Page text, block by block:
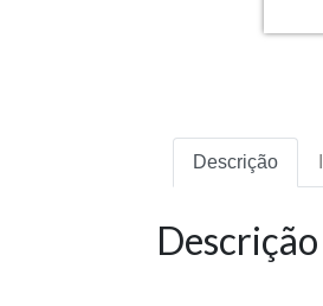
Descrição
Descrição